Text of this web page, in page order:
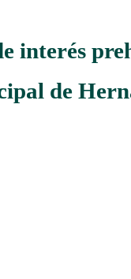
interés
de